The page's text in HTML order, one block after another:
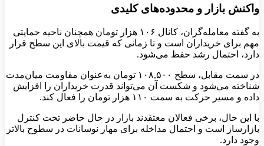
واکنش بازار و محدوده‌های کلیدی
به گفته‌ معامله‌گران، کانال ۱۰۶ هزار تومان همچنان ناحیه‌ حمایتی
مهم برای خریداران است و تا زمانی که قیمت بالای این سطح قرار
دارد، احتمال رشد حفظ می‌شود.
در سمت مقابل، سطح ۱۰۸,۵۰۰ تومان به‌عنوان مقاومت میان‌مدت
شناخته می‌شود و شکست آن می‌تواند قدرت خریداران را افزایش
داده و مسیر حرکت به سمت ۱۱۰ هزار تومان را فعال کند.
با این حال، برخی فعالان معتقدند بازار در حال حاضر تحت کنترل
بازارساز است و احتمال مداخله برای مهار نوسانات در سطوح بالاتر
وجود دارد.